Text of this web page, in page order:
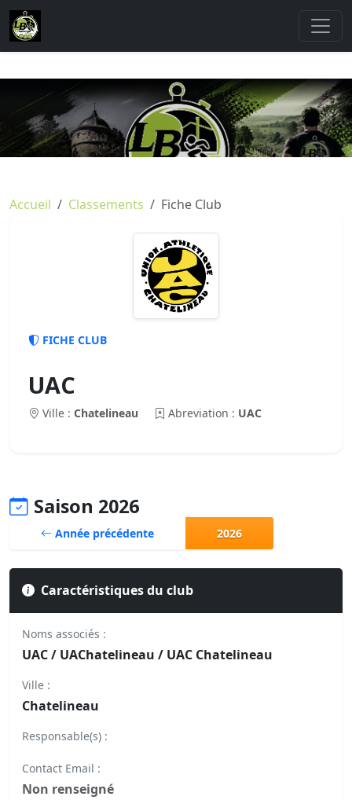
Accueil Classements Fiche Club
FICHE CLUB
UAC
Ville : Chatelineau Abreviation : UAC
Saison 2026
Année précédente 2026
Caractéristiques du club
Noms associés :
UAC / UAChatelineau / UAC Chatelineau
Ville :
Chatelineau
Responsable(s) :
Contact Email :
Non renseigné